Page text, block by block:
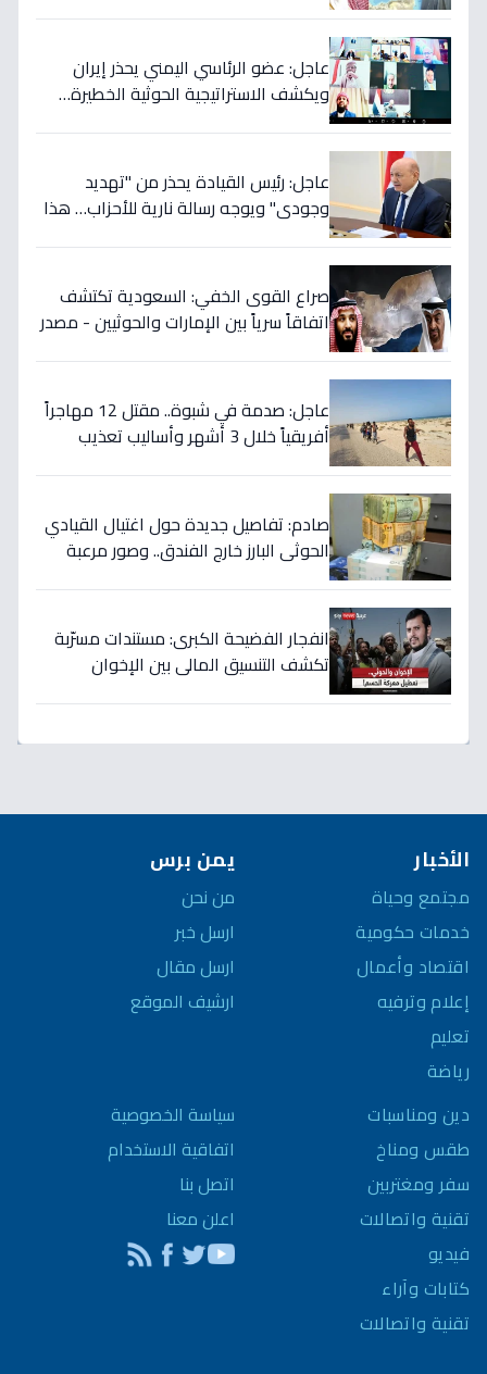
عاجل: عضو الرئاسي اليمني يحذر إيران
ويكشف الاستراتيجية الحوثية الخطيرة…
عاجل: رئيس القيادة يحذر من "تهديد
وجودي" ويوجه رسالة نارية للأحزاب… هذا
صراع القوى الخفي: السعودية تكتشف
اتفاقاً سرياً بين الإمارات والحوثيين - مصدر
عاجل: صدمة في شبوة.. مقتل 12 مهاجراً
أفريقياً خلال 3 أشهر وأساليب تعذيب
صادم: تفاصيل جديدة حول اغتيال القيادي
الحوثي البارز خارج الفندق.. وصور مرعبة
انفجار الفضيحة الكبرى: مستندات مسرّبة
تكشف التنسيق المالي بين الإخوان
الأخبار
مجتمع وحياة
خدمات حكومية
اقتصاد وأعمال
إعلام وترفيه
تعليم
رياضة
دين ومناسبات
طقس ومناخ
سفر ومغتربين
تقنية واتصالات
فيديو
كتابات وآراء
تقنية واتصالات
يمن برس
من نحن
ارسل خبر
ارسل مقال
ارشيف الموقع
سياسة الخصوصية
اتفاقية الاستخدام
اتصل بنا
اعلن معنا